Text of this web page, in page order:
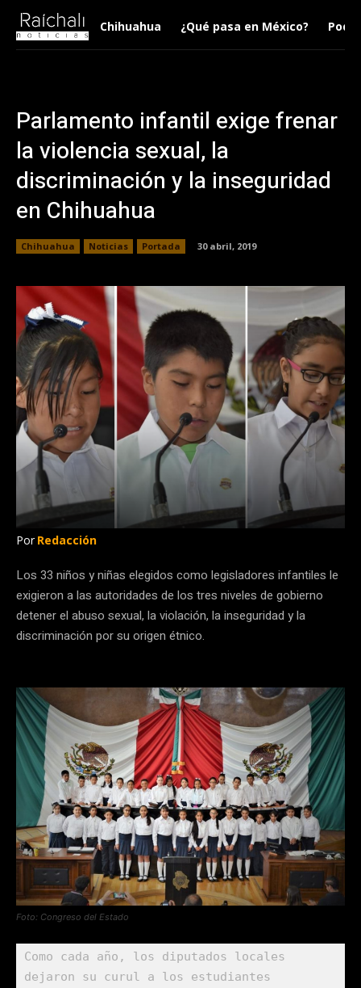
Chihuahua ¿Qué pasa en México?
Parlamento infantil exige frenar
la violencia sexual, la
discriminación y la inseguridad
en Chihuahua
Chihuahua Noticias Portada 30 abril, 2019
Por Redacción
Los 33 niños y niñas elegidos como legisladores infantiles le
exigieron a las autoridades de los tres niveles de gobierno
detener el abuso sexual, la violación, la inseguridad y la
discriminación por su origen étnico.
Foto: Congreso del Estado
Como cada año, los diputados locales
dejaron su curul a los estudiantes